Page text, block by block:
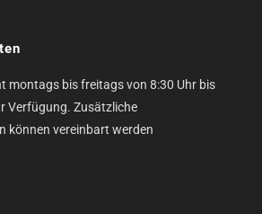
montags bis freitags von 8:30 Uhr bis
Verfügung. Zusätzliche
können vereinbart werden